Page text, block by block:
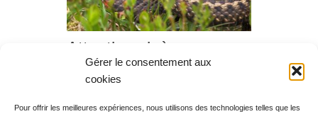
Gérer le consentement aux
cookies
Pour offrir les meilleures expériences, nous utilisons des technologies telles que les
Attention vipères,
diffusion du dimanche